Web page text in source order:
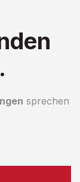
sprechen